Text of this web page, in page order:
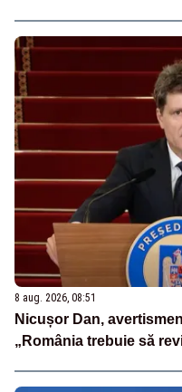
8 aug. 2026, 08:51
Nicușor Dan,
„România trebuie să